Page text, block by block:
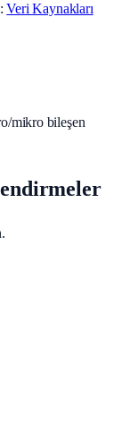
Veri Kaynakları
mikro bileşen